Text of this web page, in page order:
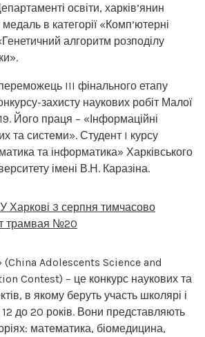
освіти, харків’янин
в категорії «Комп’ютерні
алгоритм розподілу
III фінального етапу
захисту наукових робіт Малої
Його праця – «Інформаційні
та системи». Студент I курсу
та інформатика» Харківського
імені В.Н. Каразіна.
У Харкові 3 серпня тимчасово
трамвая №20
(China Adolescents Science and
Contest) – це конкурс наукових та
в якому беруть участь школярі і
12 до 20 років. Вони представляють
математика, біомедицина,